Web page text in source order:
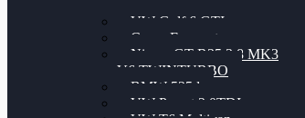
VW Golf 6 GTI
Cupra Formentor
Nissan GT-R35 3.8 MK3
V6 TWINTURBO
BMW 525d
VW Passat 2.0TDI